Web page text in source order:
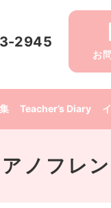
Teacher’s Diary
2945
お
ノフレ